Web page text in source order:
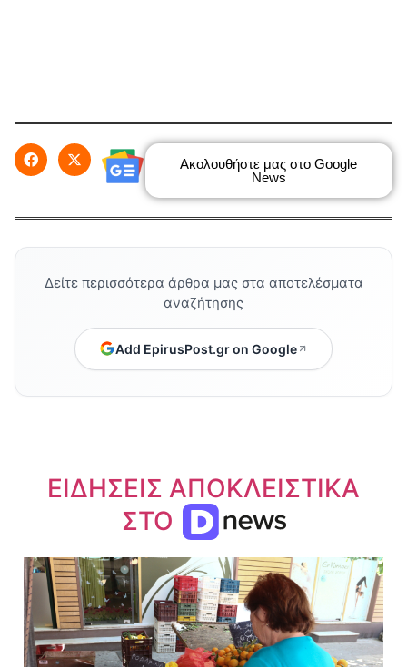
Ακολουθήστε μας στο Google
News
Δείτε περισσότερα άρθρα μας στα αποτελέσματα
αναζήτησης
Add EpirusPost.gr on Google
ΕΙΔΗΣΕΙΣ ΑΠΟΚΛΕΙΣΤΙΚΑ
ΣΤΟ